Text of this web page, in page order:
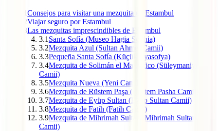
Consejos para visitar una mezquita en Estambul
2Viajar seguro por Estambul
3Las mezquitas imprescindibles de Estambul
3.1 Santa Sofía (Museo Hagia Sophia)
3.2Mezquita Azul (Sultan Ahmet Camii)
3.3Pequeña Santa Sofía (Küçük Ayasofya)
3.4Mezquita de Solimán el Magnífico (Süleymaniye
Camii)
3.5Mezquita Nueva (Yeni Camii)
3.6Mezquita de Rüstem Paşa (Rüstem Pasha Camii)
3.7Mezquita de Eyüp Sultan (Eyüp Sultan Camii)
3.8Mezquita de Fatih (Fatih Camii)
3.9Mezquita de Mihrimah Sultan (Mihrimah Sultan
Camii)